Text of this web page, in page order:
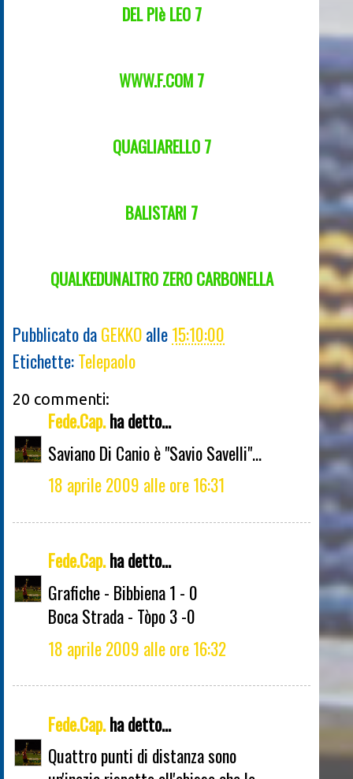
DEL PIè LEO 7
WWW.F.COM 7
QUAGLIARELLO 7
BALISTARI 7
QUALKEDUNALTRO ZERO CARBONELLA
Pubblicato daGEKKOalle15:10:00
Etichette:Telepaolo
20 commenti:
Fede.Cap.ha detto...
Saviano Di Canio è "Savio Savelli"...
18 aprile 2009 alle ore 16:31
Fede.Cap.ha detto...
Grafiche - Bibbiena 1 - 0
Boca Strada - Tòpo 3 -0
18 aprile 2009 alle ore 16:32
Fede.Cap.ha detto...
Quattro punti di distanza sono